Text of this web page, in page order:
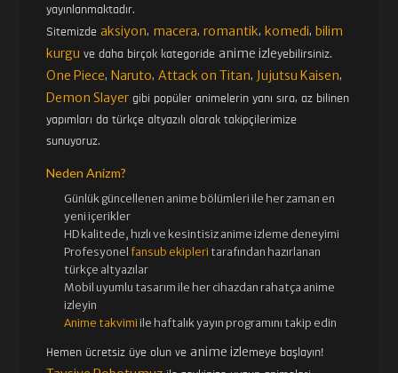
yayınlanmaktadır.
Sitemizdeaksiyon, macera,romantik, komedi, bilim
kurgu ve daha birçok kategoride anime izleyebilirsiniz.
One Piece, Naruto,Attack on Titan, Jujutsu Kaisen,
Demon Slayer gibi popüler animelerin yanı sıra, az bilinen
yapımları da türkçe altyazılı olarak takipçilerimize
sunuyoruz.
Neden Anizm?
Günlük güncellenen anime bölümleri ile her zaman en
yeni içerikler
HD kalitede, hızlı ve kesintisiz anime izleme deneyimi
Profesyonelfansub ekipleri tarafından hazırlanan
türkçe altyazılar
Mobil uyumlu tasarım ile her cihazdan rahatça anime
izleyin
Anime takvimi ile haftalık yayın programını takip edin
Hemen ücretsiz üye olun ve anime izlemeye başlayın!